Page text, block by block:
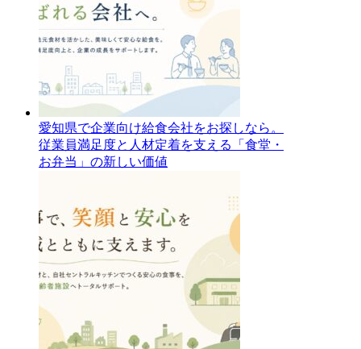
愛知県で企業向け給食会社をお探しなら。
従業員満足度と人材定着を支える「食堂・
お弁当」の新しい価値